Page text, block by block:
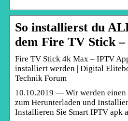
So installierst du
dem Fire TV Stick –
Fire TV Stick 4k Max – IPTV
installiert werden | Digital
Technik Forum
10.10.2019 — Wir werden
zum Herunterladen und
Installieren Sie Smart IPTV apk